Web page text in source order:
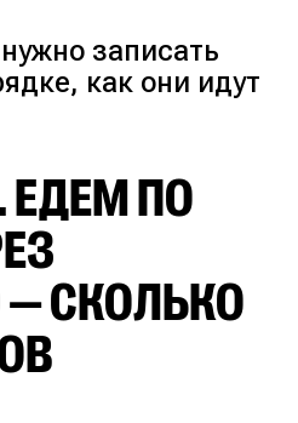
записать
как они идут
ЕДЕМ ПО
СКОЛЬКО